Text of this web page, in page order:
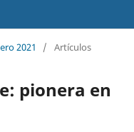
2021 / Artículos
pionera en